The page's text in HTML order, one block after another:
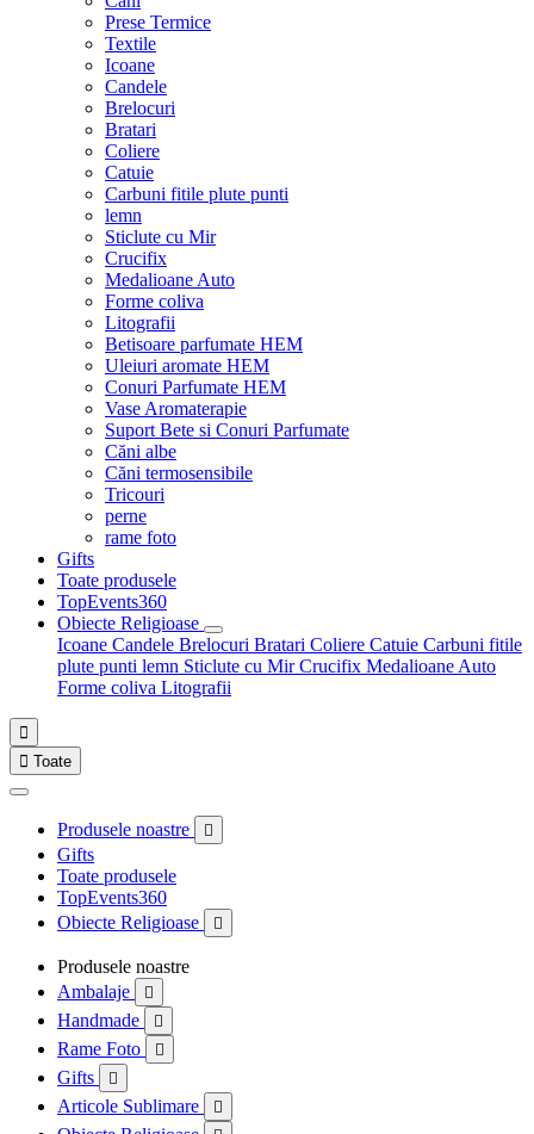
Prese Termice
Textile
Icoane
Candele
Brelocuri
Bratari
Coliere
Catuie
Carbuni fitile plute punti
lemn
Sticlute cu Mir
Crucifix
Medalioane Auto
Forme coliva
Litografii
Betisoare parfumate HEM
Uleiuri aromate HEM
Conuri Parfumate HEM
Vase Aromaterapie
Suport Bete si Conuri Parfumate
Căni albe
Căni termosensibile
Tricouri
perne
rame foto
Gifts
Toate produsele
TopEvents360
Obiecte Religioase
Icoane Candele Brelocuri Bratari Coliere Catuie Carbuni fitile
plute punti lemn Sticlute cu MirCrucifix Medalioane Auto
Forme coliva Litografii

 Toate
Produsele noastre 
Gifts
Toate produsele
TopEvents360
Obiecte Religioase

Produsele noastre
Ambalaje

Handmade 
Rame Foto 
Gifts 
Articole Sublimare 